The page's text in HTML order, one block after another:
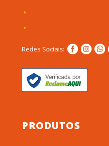
Redes Sociais:
PRODUTOS